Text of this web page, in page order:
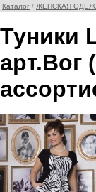
Каталог / ЖЕНСКАЯ
Туники
арт.Вог